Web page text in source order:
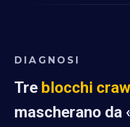
DIAGNOSI
Tre blocchi
mascherano da